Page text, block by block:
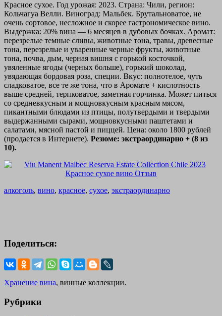
Красное сухое. Год урожая: 2023. Страна: Чили, регион:
Кольчагуа Велли. Виноград: Мальбек. Брутальноватое, не
очень сортовое, несложное и скорее гастрономическое вино.
Выдержка: 20% вина — 6 месяцев в дубовых бочках. Аромат:
перезрелые темные сливы, животные тона, травы, древесные
тона, перезрелые и уваренные черные фрукты, животные
тона, почва, дым, черная вишня с горькой косточкой,
увяленные ягоды (черных больше), горький шоколад,
увядающая бордовая роза, специи. Вкус: полнотелое, чуть
сладковатое, все те же тона, что в Аромате + кислотность
выше средней, терпковатое, заметная горчинка. Может питься
со средневкусным и мощновкусным красным мясом,
пикантными блюдами из птицы, полутвердыми и твердыми
выдержанными сырами, мощновкусными паштетами и
салатами, мясной пастой и пиццей. Цена: около 1800 рублей
(продается в Интернете). Резюме: экстраординарно + (8 из
10).
алкоголь, вино, красное, сухое, экстраординарно
Поделиться:
Хранение вина, винные коллекции.
Рубрики